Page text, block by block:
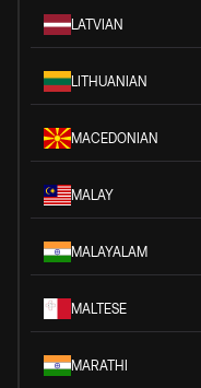
LATVIAN
LITHUANIAN
MACEDONIAN
MALAY
MALAYALAM
MALTESE
MARATHI